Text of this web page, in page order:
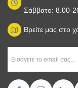
Σάββατο: 8.00-
Βρείτε μας στο